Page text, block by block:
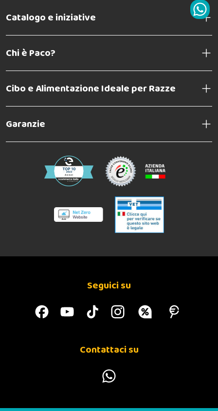
Catalogo e iniziative
Chi è Paco?
Cibo e Alimentazione Ideale per Razze
Garanzie
Seguici su
Contattaci su